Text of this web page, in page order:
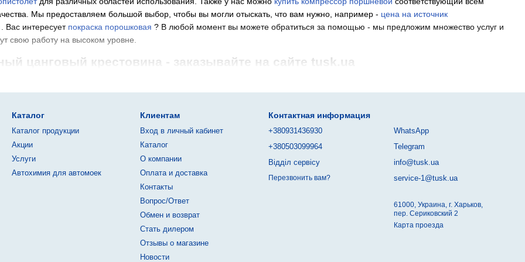
Мы предоставляем большой выбор, чтобы вы могли отыскать, что вам нужно, например - цена на источник
. Вас интересует покраска порошковая ? В любой момент вы можете обратиться за помощью - мы предложим множество услуг и
свою работу на высоком уровне.
цанговый крестовина - заказывайте на сайте tusk.ua
товарами и удобным обслуживанием. Найтилазерное оборудование ценыможно у нас в каталоге, и другие цены на
и подходит высокому уровню качества товаров. Мы часто освежаем наш ассортимент, чтобы дать вам самые актуальные
у нас и у вас будет возможность получить доставку по Днепродзержинску и другим городам Украины!
фитинги: особенности выбора и использования крестовины
для формирования пневматических и других видов инженерных систем.
установок, переносных устройств, для подключения различных видов оборудования на
. Но чтобы создаваемые
надежными и эффективными, важно взвешенно подойти к выбору этих и других элементов.
Каталог
Каталог продукции
Акции
Услуги
Автохимия для автомоек
Клиентам
Вход в личный кабинет
Каталог
О компании
Оплата и доставка
Контакты
Вопрос/Ответ
Обмен и возврат
Стать дилером
Отзывы о магазине
Новости
Контактная информация
+380931436930
+380503099964
Відділ сервісу
Перезвонить вам?
WhatsApp
Telegram
info@tusk.ua
service-1@tusk.ua
61000, Украина, г. Харьков,
пер. Сериковский 2
Карта проезда